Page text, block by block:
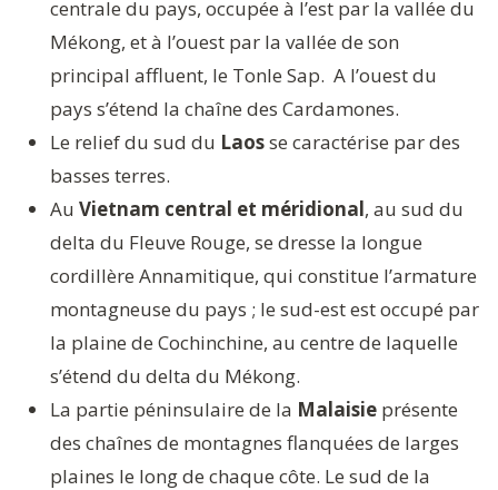
centrale du pays, occupée à l’est par la vallée du
Mékong, et à l’ouest par la vallée de son
principal affluent, le Tonle Sap. A l’ouest du
pays s’étend la chaîne des Cardamones.
Le relief du sud du Laosse caractérise par des
basses terres.
Au Vietnam central et méridional, au sud du
delta du Fleuve Rouge, se dresse la longue
cordillère Annamitique, qui constitue l’armature
montagneuse du pays ; le sud-est est occupé par
la plaine de Cochinchine, au centre de laquelle
s’étend du delta du Mékong.
La partie péninsulaire de la Malaisie présente
des chaînes de montagnes flanquées de larges
plaines le long de chaque côte. Le sud de la